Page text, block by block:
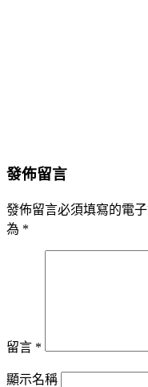
發佈留言
發佈留言必須填寫的電
為 *
留言 *
顯示名稱